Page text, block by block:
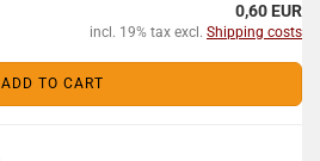
0,60 EUR
incl. 19% tax excl. Shipping costs
ADD TO CART